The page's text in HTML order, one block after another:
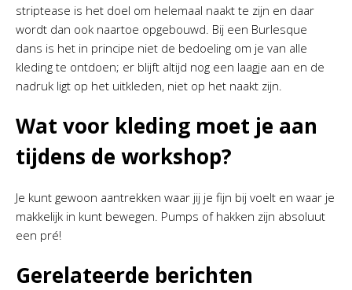
striptease is het doel om helemaal naakt te zijn en daar
wordt dan ook naartoe opgebouwd. Bij een Burlesque
dans is het in principe niet de bedoeling om je van alle
kleding te ontdoen; er blijft altijd nog een laagje aan en de
nadruk ligt op het uitkleden, niet op het naakt zijn.
Wat voor kleding moet je aan
tijdens de workshop?
Je kunt gewoon aantrekken waar jij je fijn bij voelt en waar je
makkelijk in kunt bewegen. Pumps of hakken zijn absoluut
een pré!
Gerelateerde berichten